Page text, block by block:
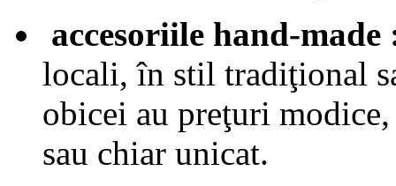
accesoriile hand-
locali, în stil tradiţional
obicei au preţuri
sau chiar unicat.